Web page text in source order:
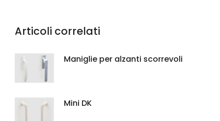
Articoli correlati
Maniglie per alzanti scorrevoli
Mini DK